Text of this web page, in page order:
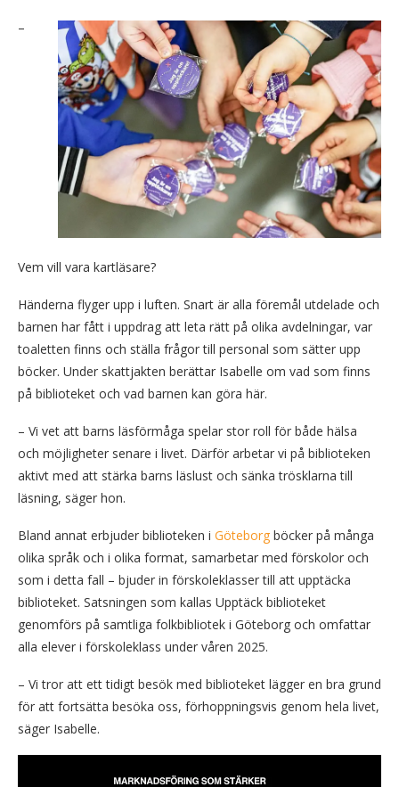
–
Vem vill vara kartläsare?
Händerna flyger upp i luften. Snart är alla föremål utdelade och
barnen har fått i uppdrag att leta rätt på olika avdelningar, var
toaletten finns och ställa frågor till personal som sätter upp
böcker. Under skattjakten berättar Isabelle om vad som finns
på biblioteket och vad barnen kan göra här.
– Vi vet att barns läsförmåga spelar stor roll för både hälsa
och möjligheter senare i livet. Därför arbetar vi på biblioteken
aktivt med att stärka barns läslust och sänka trösklarna till
läsning, säger hon.
Bland annat erbjuder biblioteken i Göteborg böcker på många
olika språk och i olika format, samarbetar med förskolor och
som i detta fall – bjuder in förskoleklasser till att upptäcka
biblioteket. Satsningen som kallas Upptäck biblioteket
genomförs på samtliga folkbibliotek i Göteborg och omfattar
alla elever i förskoleklass under våren 2025.
– Vi tror att ett tidigt besök med biblioteket lägger en bra grund
för att fortsätta besöka oss, förhoppningsvis genom hela livet,
säger Isabelle.